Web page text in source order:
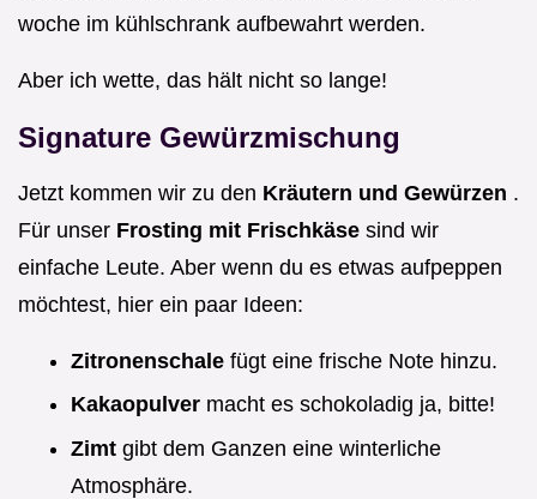
woche im kühlschrank aufbewahrt werden.
Aber ich wette, das hält nicht so lange!
Signature Gewürzmischung
Jetzt kommen wir zu den Kräutern und Gewürzen .
Für unser Frosting mit Frischkäse sind wir
einfache Leute. Aber wenn du es etwas aufpeppen
möchtest, hier ein paar Ideen:
Zitronenschale fügt eine frische Note hinzu.
Kakaopulver macht es schokoladig ja, bitte!
Zimt gibt dem Ganzen eine winterliche
Atmosphäre.